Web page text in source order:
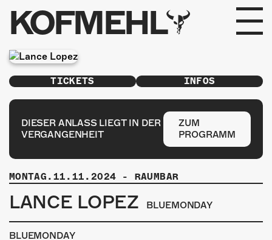
KOFMEHL
PROGRAMM
FABRIKGEFLÜSTER
GALERIE
FOTOGALERIE
PHOTOMAT
INFOS
TICKETS INFOS
DIESER ANLASS LIEGT IN DER
VERGANGENHEIT
ZUM
PROGRAMM
MONTAG.11.11.2024 - RAUMBAR
LANCE LOPEZ BLUEMONDAY
BLUEMONDAY